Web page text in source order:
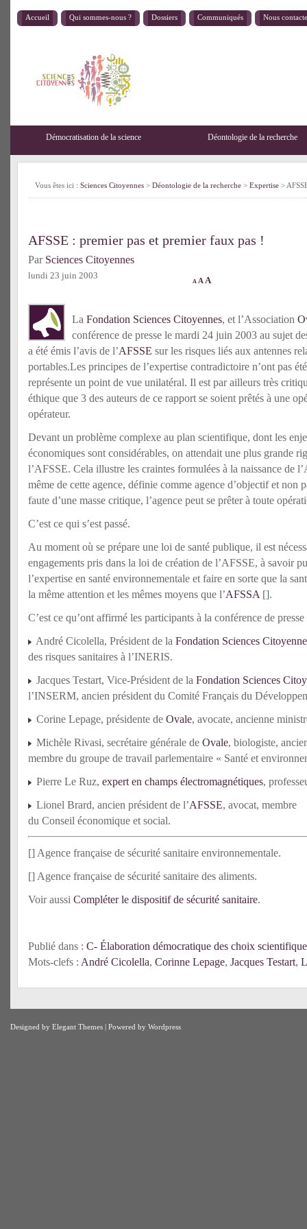
Accueil Qui sommes-nous ? Dossiers Communiqués Nous
Démocratisation de la science Déontologie de la recherche
Vous êtes ici : Sciences Citoyennes > Déontologie de la recherche > Expertise >
AFSSE : premier pas et premier faux pas !
Par Sciences Citoyennes
lundi 23 juin 2003
A A A
La Fondation Sciences Citoyennes, et l’Association
conférence de presse le mardi 24 juin 2003 au sujet
a été émis l’avis de l’AFSSE sur les risques liés aux antennes
portables.Les principes de l’expertise contradictoire n’ont pas
représente un point de vue unilatéral. Il est par ailleurs très
éthique que 3 des auteurs de ce rapport se soient prêtés à une
opérateur.
Devant un problème complexe au plan scientifique, dont les
économiques sont considérables, on attendait une plus grande
l’AFSSE. Cela illustre les craintes formulées à la naissance de
même de cette agence, définie comme agence d’objectif et non
faute d’une masse critique, l’agence peut se prêter à toute
C’est ce qui s’est passé.
Au moment où se prépare une loi de santé publique, il est
engagements pris dans la loi de création de l’AFSSE, à savoir
l’expertise en santé environnementale et faire en sorte que la
la même attention et les mêmes moyens que l’AFSSA [].
C’est ce qu’ont affirmé les participants à la conférence de presse
André Cicolella, Président de la Fondation Sciences
des risques sanitaires à l’INERIS.
Jacques Testart, Vice-Président de la Fondation Sciences
l’INSERM, ancien président du Comité Français du
Corine Lepage, présidente de Ovale, avocate, ancienne
Michèle Rivasi, secrétaire générale de Ovale, biologiste,
membre du groupe de travail parlementaire « Santé et
Pierre Le Ruz, expert en champs électromagnétiques,
Lionel Brard, ancien président de l’AFSSE, avocat, membre
du Conseil économique et social.
[] Agence française de sécurité sanitaire environnementale.
[] Agence française de sécurité sanitaire des aliments.
Voir aussi Compléter le dispositif de sécurité sanitaire.
Publié dans : C- Élaboration démocratique des choix
Mots-clefs : André Cicolella, Corinne Lepage, Jacques Testart,
Designed by Elegant Themes | Powered by Wordpress